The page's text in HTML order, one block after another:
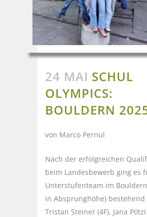
24 MAI SCHUL
OLYMPICS:
BOULDERN
von Marco Pernul
Nach der erfolgreichen
beim Landesbewerb ging es
Unterstufenteam im
in Absprunghöhe) bestehend
Tristan Steiner (4F), Jana Pötzi